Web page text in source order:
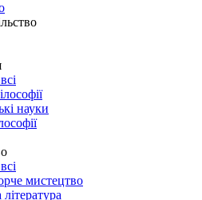
науки
мистецтво